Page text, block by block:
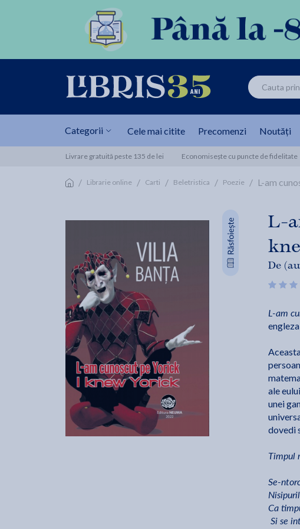
Categorii Cele mai citite Precomenzi Noutăți
Livrare gratuită peste 135 de lei Economisește cu puncte de fidelitate
/ Librarie online / Carti / Beletristica / Poezie / L-am
L-
De
L-am
engleza
ale
unei
dovedi
Timpul
Se-
Ca
Si se